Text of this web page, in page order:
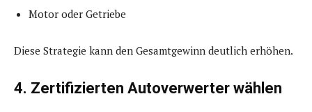
Motor oder Getriebe
Diese Strategie kann den Gesamtgewinn deutlich erhöhen.
4. Zertifizierten Autoverwerter wählen